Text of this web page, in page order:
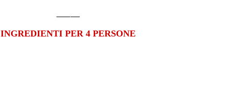
INGREDIENTI PER 4 PERSONE